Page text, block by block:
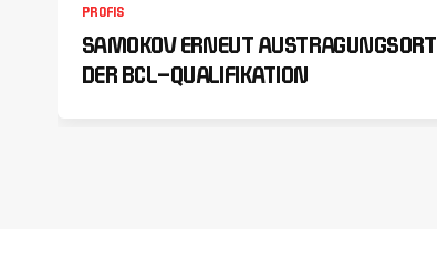
PROFIS
SAMOKOV ERNEUT AUSTRAGUNGSORT
DER BCL-QUALIFIKATION